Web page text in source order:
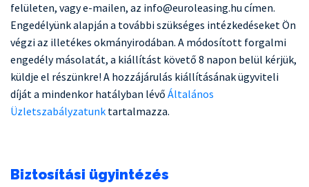
felületen, vagy e-mailen, az info@euroleasing.hu címen.
Engedélyünk alapján a további szükséges intézkedéseket Ön
végzi az illetékes okmányirodában. A módosított forgalmi
engedély másolatát, a kiállítást követő 8 napon belül kérjük,
küldje el részünkre! A hozzájárulás kiállításának ügyviteli
díját a mindenkor hatályban lévő Általános
Üzletszabályzatunk tartalmazza.
Biztosítási ügyintézés